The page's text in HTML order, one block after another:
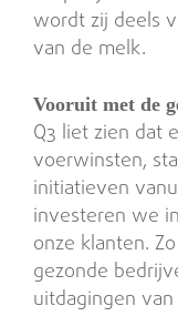
wordt zij deels
van de melk.
Vooruit met de
Q3 liet zien dat
voerwinsten,
initiatieven
investeren we
onze klanten.
gezonde
uitdagingen